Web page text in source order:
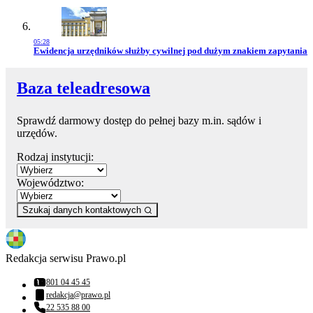
05:28
Przejdź do artykułu:
Ewidencja urzędników służby cywilnej pod dużym znakiem zapytania
Baza teleadresowa
Sprawdź darmowy dostęp do pełnej bazy m.in. sądów i
urzędów.
Rodzaj instytucji:
Województwo:
Szukaj danych kontaktowych
Redakcja serwisu Prawo.pl
Numer telefonu:
801 04 45 45
Adres email:
redakcja@prawo.pl
22 535 88 00